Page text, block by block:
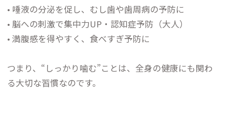
• 唾液の分泌を促し、むし歯や歯周病の予防に
• 脳への刺激で集中力UP・認知症予防（大人）
• 満腹感を得やすく、食べすぎ予防に
つまり、“しっかり噛む”ことは、全身の健康にも関わ
る大切な習慣なのです。